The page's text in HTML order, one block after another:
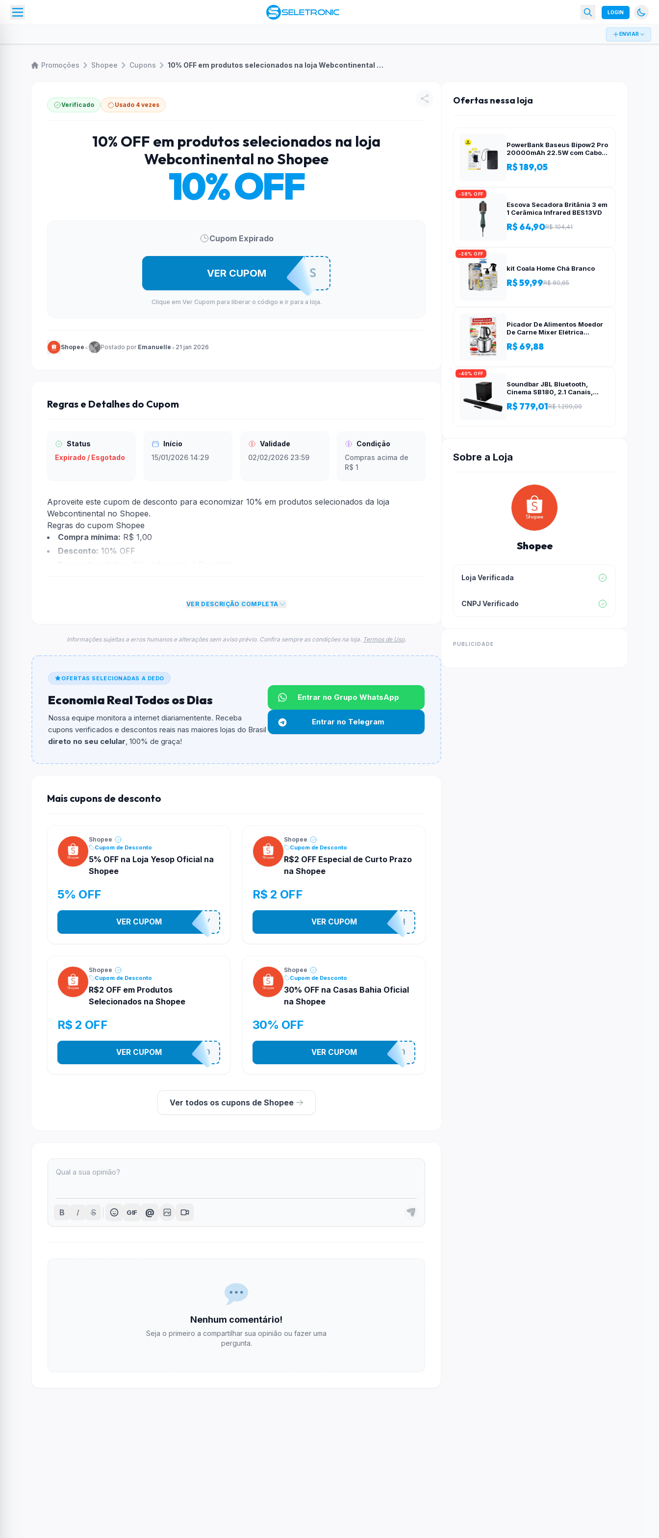
LOGIN
ENVIAR
Promoções Shopee Cupons 10% OFF em produtos selecionados na loja Webcontinental no Shopee
Verificado Usado 4 vezes
10% OFF em produtos selecionados na loja
Webcontinental no Shopee
10% OFF
Cupom Expirado
WEBCMADES
VER CUPOM
Clique em Ver Cupom para liberar o código e ir para a loja.
Shopee • Postado por Emanuelle • 21 jan 2026
Regras e Detalhes do Cupom
Status
Expirado / Esgotado
Início
15/01/2026 14:29
Validade
02/02/2026 23:59
Condição
Compras acima de
R$ 1
Aproveite este cupom de desconto para economizar 10% em produtos selecionados da loja
Webcontinental no Shopee.
Regras do cupom Shopee
Compra mínima: R$ 1,00
Desconto: 10% OFF
dará um desconto de 10% no total do carrinho, não foram
econtradas informações sobre restrição de teto máximo para esse cupom.
O cupom dá10% OFFem compras.
Qual é o valor minimo de compra?
O valor minimo de compra é R$ 1,00.
Qual é o desconto máximo?
Não informado ou sem limite.
Funciona em qualquer produto?
podem não aceitar cupons.
VER DESCRIÇÃO COMPLETA
Informações sujeitas a erros humanos e alterações sem aviso prévio. Confira sempre as condições na loja. Termos de Uso.
OFERTAS SELECIONADAS A DEDO
Economia Real Todos os Dias
Nossa equipe monitora a internet diariamentente. Receba
cupons verificados e descontos reais nas maiores lojas do Brasil
direto no seu celular, 100% de graça!
Entrar no Grupo WhatsApp
Entrar no Telegram
Mais cupons de desconto
Shopee
Cupom de Desconto
5% OFF na Loja Yesop Oficial na
Shopee
5% OFF
YESO274Y
VER CUPOM
Shopee
Cupom de Desconto
R$2 OFF Especial de Curto Prazo
na Shopee
R$ 2 OFF
VNOXHEDSH
VER CUPOM
Shopee
Cupom de Desconto
R$2 OFF em Produtos
Selecionados na Shopee
R$ 2 OFF
VNOXVHJFD
VER CUPOM
Shopee
Cupom de Desconto
30% OFF na Casas Bahia Oficial
na Shopee
30% OFF
CASATEL30
VER CUPOM
Ver todos os cupons de Shopee
B I S GIF @
Nenhum comentário!
Seja o primeiro a compartilhar sua opinião ou fazer uma
pergunta.
Ofertas nessa loja
PowerBank Baseus Bipow2 Pro
20000mAh 22.5W com Cabo
EnerFill FC51
R$ 189,05
-38% OFF
Escova Secadora Britânia 3 em
1 Cerâmica Infrared BES13VD
R$ 64,90R$ 104,41
-26% OFF
kit Coala Home Chá Branco
R$ 59,99R$ 80,65
Picador De Alimentos Moedor
De Carne Mixer Elétrica
Alho – 110v-220v
R$ 69,88
-40% OFF
Soundbar JBL Bluetooth,
Cinema SB180, 2.1 Canais,
110W RMS
R$ 779,01R$ 1.299,00
Sobre a Loja
Shopee
Loja Verificada
CNPJ Verificado
PUBLICIDADE